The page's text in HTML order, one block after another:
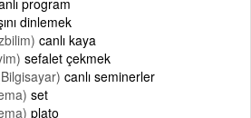
dinlemek
canlı kaya
sefalet çekmek
canlı seminerler
set
plato